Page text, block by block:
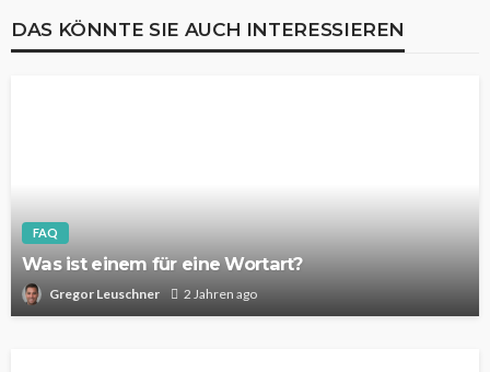
DAS KÖNNTE SIE AUCH INTERESSIEREN
FAQ
Was ist einem für eine Wortart?
Gregor Leuschner 2 Jahren ago